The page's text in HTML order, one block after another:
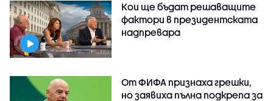
Кои ще бъдат решаващите
фактори в президентската
надпревара
От ФИФА признаха грешки,
но заявиха пълна подкрепа за